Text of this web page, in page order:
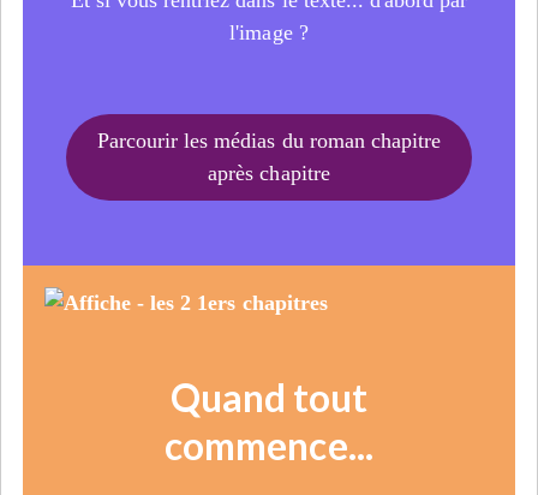
l'image ?
Parcourir les médias du roman chapitre
après chapitre
Quand tout
commence...